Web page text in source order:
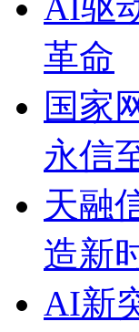
革命
国家
永信
天融
造新
AI新